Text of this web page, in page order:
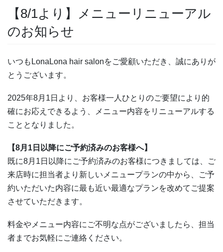
【8/1より】メニューリニューアル
のお知らせ
いつもLonaLona hair salonをご愛顧いただき、誠にありが
とうございます。
2025年8月1日より、お客様一人ひとりのご要望により的
確にお応えできるよう、メニュー内容をリニューアルする
こととなりました。
【8月1日以降にご予約済みのお客様へ】
既に8月1日以降にご予約済みのお客様につきましては、ご
来店時に担当者より新しいメニュープランの中から、ご予
約いただいた内容に最も近い最適なプランを改めてご提案
させていただきます。
料金やメニュー内容にご不明な点がございましたら、担当
者までお気軽にご連絡ください。